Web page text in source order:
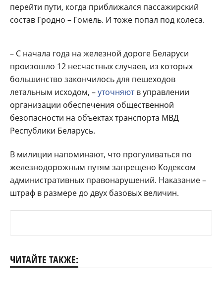
перейти пути, когда приближался пассажирский
состав Гродно – Гомель. И тоже попал под колеса.
– С начала года на железной дороге Беларуси
произошло 12 несчастных случаев, из которых
большинство закончилось для пешеходов
летальным исходом, –уточняютв управлении
организации обеспечения общественной
безопасности на объектах транспорта МВД
Республики Беларусь.
В милиции напоминают, что прогуливаться по
железнодорожным путям запрещено Кодексом
административных правонарушений. Наказание –
штраф в размере до двух базовых величин.
ЧИТАЙТЕ ТАКЖЕ: